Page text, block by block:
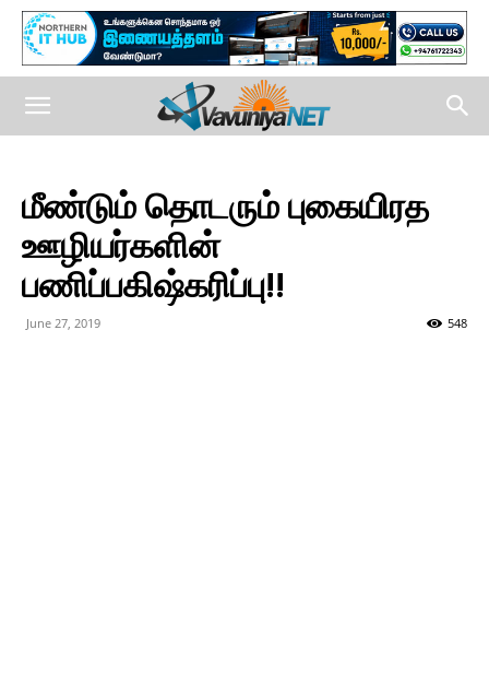
மீண்டும் தொடரும் புகையிரத
ஊழியர்களின்
பணிப்பகிஷ்கரிப்பு!!
June 27, 2019 548